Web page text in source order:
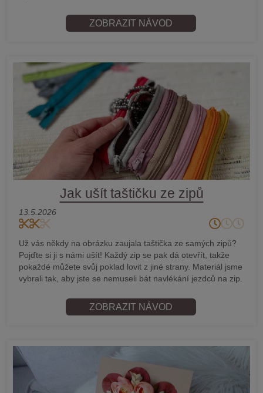
ZOBRAZIT NÁVOD
Jak ušít taštičku ze zipů
13.5.2026
Už vás někdy na obrázku zaujala taštička ze samých zipů?
Pojďte si ji s námi ušít! Každý zip se pak dá otevřít, takže
pokaždé můžete svůj poklad lovit z jiné strany. Materiál jsme
vybrali tak, aby jste se nemuseli bát navlékání jezdců na zip.
ZOBRAZIT NÁVOD